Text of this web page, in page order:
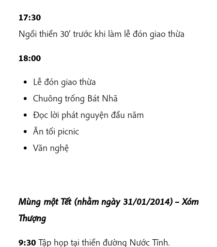
17:30
Ngồi thiền 30’ trước khi làm lễ đón giao thừa
18:00
Lễ đón giao thừa
Chuông trống Bát Nhã
Đọc lời phát nguyện đầu năm
Ăn tối picnic
Văn nghệ
Mùng một Tết (nhằm ngày 31/01/2014) – Xóm
Thượng
9:30 Tập họp tại thiền đường Nước Tĩnh.